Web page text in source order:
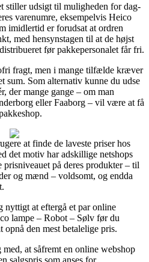
stiller udsigt til muligheden for dag-
varenumre, eksempelvis Heico
imidlertid er forudsat at ordren
med hensynstagen til at de højst
før pakkepersonalet får fri.
fragt, men i mange tilfælde kræver
sum. Som alternativ kunne du udse
der mange gange – om man
eller Faaborg – vil være at få
at finde de laveste priser hos
det motiv har adskillige netshops
på deres produkter – til
og mænd – voldsomt, og endda
nyttigt at eftergå et par online
lampe – Robot – Sølv før du
opnå den mest betalelige pris.
at såfremt en online webshop
salgspris som anses for